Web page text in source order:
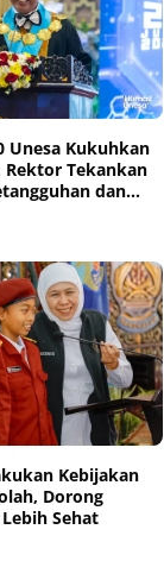
Unesa Kukuhkan
Rektor Tekankan
dan
Kebijakan
Dorong
Sehat